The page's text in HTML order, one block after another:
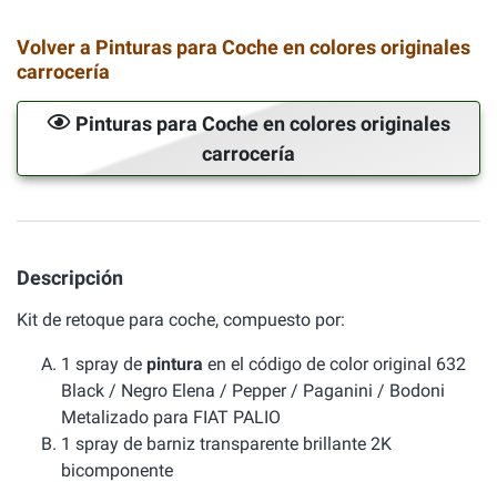
Volver a Pinturas para Coche en colores originales
carrocería
Pinturas para Coche en colores originales
carrocería
Descripción
Kit de retoque para coche, compuesto por:
1 spray de pintura en el código de color original 632
Black / Negro Elena / Pepper / Paganini / Bodoni
Metalizado para FIAT PALIO
1 spray de barniz transparente brillante 2K
bicomponente